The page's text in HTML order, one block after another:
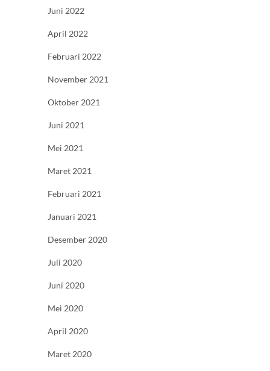
Juni 2022
April 2022
Februari 2022
November 2021
Oktober 2021
Juni 2021
Mei 2021
Maret 2021
Februari 2021
Januari 2021
Desember 2020
Juli 2020
Juni 2020
Mei 2020
April 2020
Maret 2020